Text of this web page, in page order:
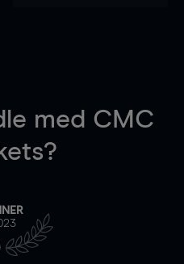
med CMC